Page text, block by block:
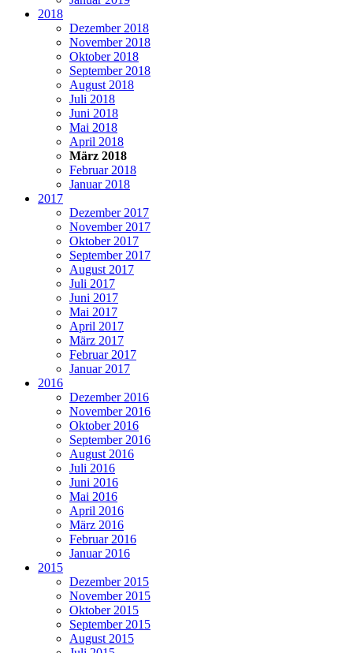
2018
Dezember 2018
November 2018
Oktober 2018
September 2018
August 2018
Juli 2018
Juni 2018
Mai 2018
April 2018
März 2018
Februar 2018
Januar 2018
2017
Dezember 2017
November 2017
Oktober 2017
September 2017
August 2017
Juli 2017
Juni 2017
Mai 2017
April 2017
März 2017
Februar 2017
Januar 2017
2016
Dezember 2016
November 2016
Oktober 2016
September 2016
August 2016
Juli 2016
Juni 2016
Mai 2016
April 2016
März 2016
Februar 2016
Januar 2016
2015
Dezember 2015
November 2015
Oktober 2015
September 2015
August 2015